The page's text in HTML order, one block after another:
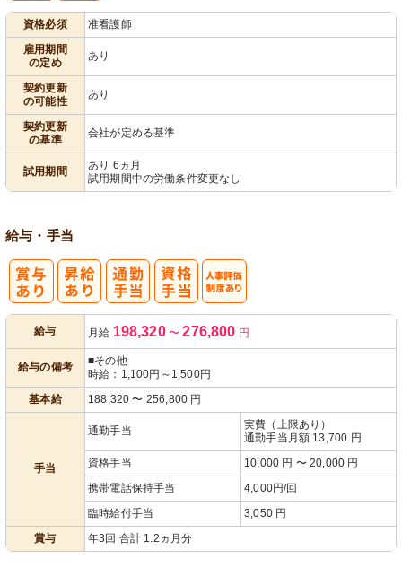
資格必須
准看護師
雇用期間
の定め
あり
契約更新
の可能性
あり
契約更新
の基準
会社が定める基準
試用期間
あり 6ヵ月
試用期間中の労働条件変更なし
給与・手当
給与 月給 198,320 〜 276,800 円
給与の備考
■その他
時給：1,100円～1,500円
基本給
188,320 〜 256,800 円
手当
通勤手当
実費（上限あり）
通勤手当月額 13,700 円
資格手当
10,000 円 〜 20,000 円
携帯電話保持手当
4,000円/回
臨時給付手当
3,050 円
賞与
年3回 合計 1.2ヵ月分